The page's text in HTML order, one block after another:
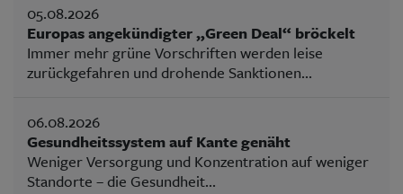
05.08.2026
Europas angekündigter „Green Deal“ bröckelt
Immer mehr grüne Vorschriften werden leise
zurückgefahren und drohende Sanktionen...
06.08.2026
Gesundheitssystem auf Kante genäht
Weniger Versorgung und Konzentration auf weniger
Standorte – die Gesundheit...